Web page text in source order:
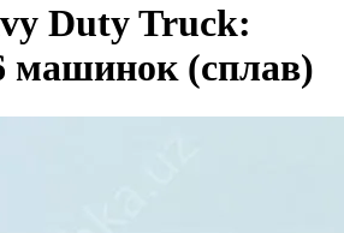
Duty Truck:
машинок (сплав)